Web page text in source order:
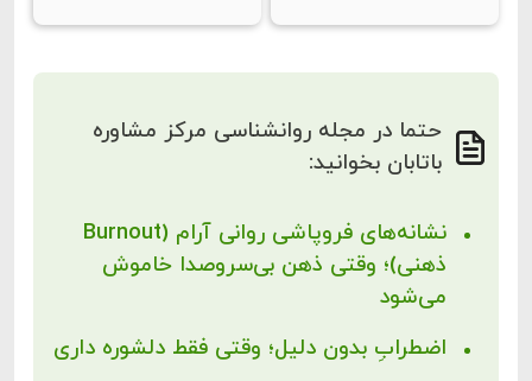
حتما در مجله روانشناسی مرکز مشاوره
باتابان بخوانید:
نشانه‌های فروپاشی روانی آرام (Burnout
ذهنی)؛ وقتی ذهن بی‌سروصدا خاموش
می‌شود
اضطرابِ بدون دلیل؛ وقتی فقط دلشوره داری